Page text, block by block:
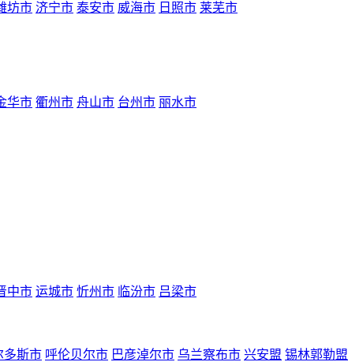
坊市 济宁市 泰安市 威海市 日照市 莱芜市
华市 衢州市 舟山市 台州市 丽水市
中市 运城市 忻州市 临汾市 吕梁市
多斯市 呼伦贝尔市 巴彦淖尔市 乌兰察布市 兴安盟 锡林郭勒盟